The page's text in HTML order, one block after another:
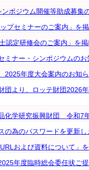
ンポジウム開催等助成募
プセミナーのご案内」を
認定研修会のご案内」を
ミナー・シンポジウムの
2025年度大会案内のお知
団より、ロッテ財団2026
化学研究振興財団 令和7
の為のパスワードを更新し
および資料について」
年度臨時総会委任状ご